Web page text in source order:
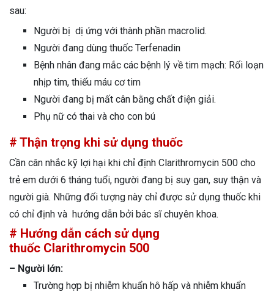
sau:
Người bị dị ứng với thành phần macrolid.
Người đang dùng thuốc Terfenadin
Bệnh nhân đang mắc các bệnh lý về tim mạch: Rối loạn
nhịp tim, thiếu máu cơ tim
Người đang bị mất cân bằng chất điện giải.
Phụ nữ có thai và cho con bú
# Thận trọng khi sử dụng thuốc
Cần cân nhắc kỹ lợi hại khi chỉ định Clarithromycin 500 cho
trẻ em dưới 6 tháng tuổi, người đang bị suy gan, suy thận và
người già. Những đối tượng này chỉ được sử dụng thuốc khi
có chỉ định và hướng dẫn bởi bác sĩ chuyên khoa.
# Hướng dẫn cách sử dụng
thuốc Clarithromycin 500
– Người lớn:
Trường hợp bị nhiễm khuẩn hô hấp và nhiễm khuẩn